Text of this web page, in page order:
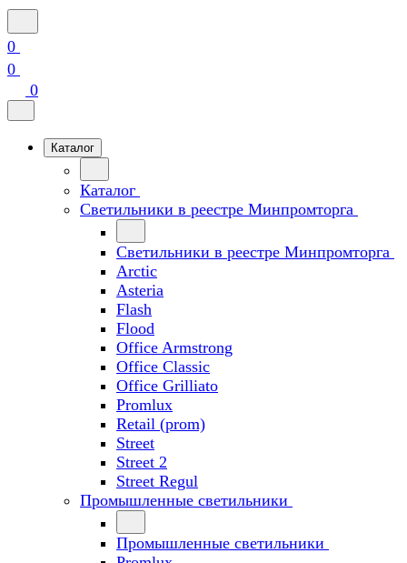
0
0
0
Каталог
Каталог
Светильники в реестре Минпромторга
Светильники в реестре Минпромторга
Arctic
Asteria
Flash
Flood
Office Armstrong
Office Classic
Office Grilliato
Promlux
Retail (prom)
Street
Street 2
Street Regul
Промышленные светильники
Промышленные светильники